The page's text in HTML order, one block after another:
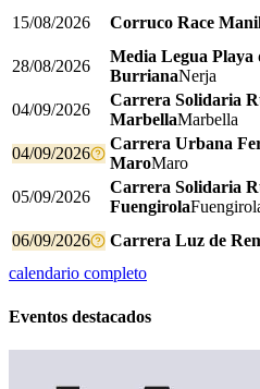
15/08/2026
Corruco Race
28/08/2026
Media Legua Playa
BurrianaNerja
04/09/2026
Carrera Solidaria
MarbellaMarbella
04/09/2026
Carrera Urbana
MaroMaro
05/09/2026
Carrera Solidaria
Fuengirola
06/09/2026
Carrera Luz de
calendario completo
Eventos destacados